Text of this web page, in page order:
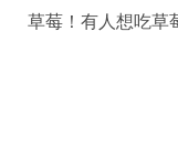
草莓！有人想吃草